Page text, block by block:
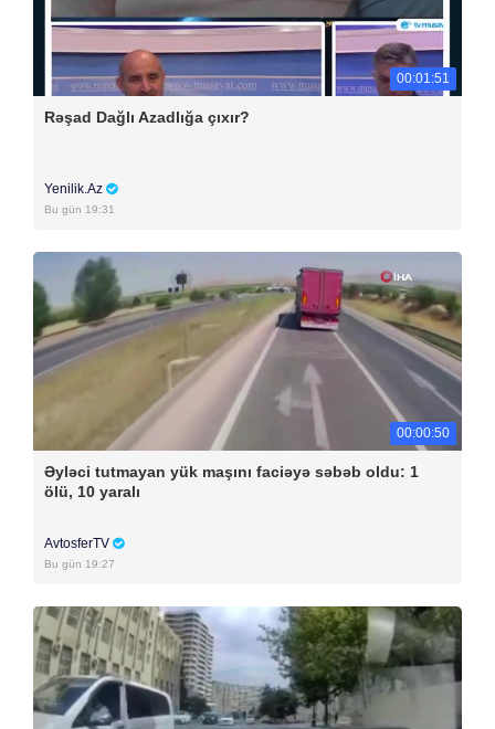
00:01:51
Rəşad Dağlı Azadlığa çıxır?
Yenilik.Az
Bu gün 19:31
00:00:50
Əyləci tutmayan yük maşını faciəyə səbəb oldu: 1
ölü, 10 yaralı
AvtosferTV
Bu gün 19:27